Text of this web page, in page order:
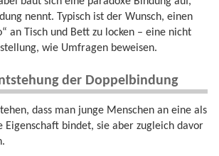
nennt. Typisch ist der Wunsch, einen
an Tisch und Bett zu locken – eine nicht
wie Umfragen beweisen.
der Doppelbindung
dass man junge Menschen an eine als
Eigenschaft bindet, sie aber zugleich davor